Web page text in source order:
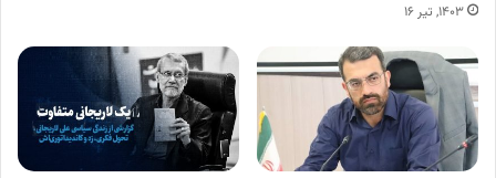
۱۴۰۳, تیر ۱۶